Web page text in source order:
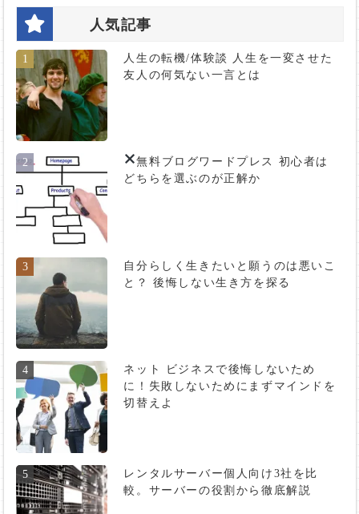
人気記事
1
人生の転機/体験談 人生を一変させた
友人の何気ない一言とは
2 無料ブログ ワードプレス 初心者は
どちらを選ぶのが正解か
3
自分らしく生きたいと願うのは悪いこ
と？ 後悔しない生き方を探る
4
ネット ビジネスで後悔しないため
に！失敗しないためにまずマインドを
切替えよ
5
レンタルサーバー個人向け3社を比
較。サーバーの役割から徹底解説